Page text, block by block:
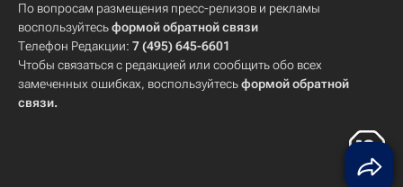
По вопросам размещения пресс-релизов и рекламы
воспользуйтесьформой обратной связи
Телефон Редакции: 7 (495) 645-6601
Чтобы связаться с редакцией или сообщить обо всех
замеченных ошибках, воспользуйтесьформой обратной
связи.